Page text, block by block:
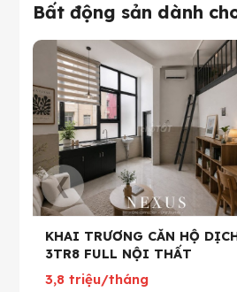
Bất động sản dành
KHAI TRƯƠNG CĂN HỘ
3TR8 FULL NỘI THẤT
3,8 triệu/tháng
❮